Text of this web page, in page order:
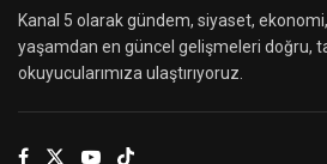
Kanal 5 olarak gündem, siyaset,
yaşamdan en güncel gelişmeleri doğru,
okuyucularımıza ulaştırıyoruz.